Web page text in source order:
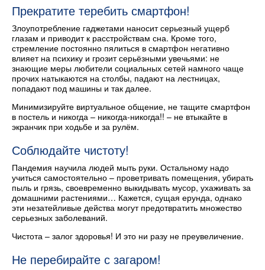
Прекратите теребить смартфон!
Злоупотребление гаджетами наносит серьезный ущерб
глазам и приводит к расстройствам сна. Кроме того,
стремление постоянно пялиться в смартфон негативно
влияет на психику и грозит серьёзными увечьями: не
знающие меры любители социальных сетей намного чаще
прочих натыкаются на столбы, падают на лестницах,
попадают под машины и так далее.
Минимизируйте виртуальное общение, не тащите смартфон
в постель и никогда – никогда-никогда!! – не втыкайте в
экранчик при ходьбе и за рулём.
Соблюдайте чистоту!
Пандемия научила людей мыть руки. Остальному надо
учиться самостоятельно – проветривать помещения, убирать
пыль и грязь, своевременно выкидывать мусор, ухаживать за
домашними растениями… Кажется, сущая ерунда, однако
эти незатейливые действа могут предотвратить множество
серьезных заболеваний.
Чистота – залог здоровья! И это ни разу не преувеличение.
Не перебирайте с загаром!